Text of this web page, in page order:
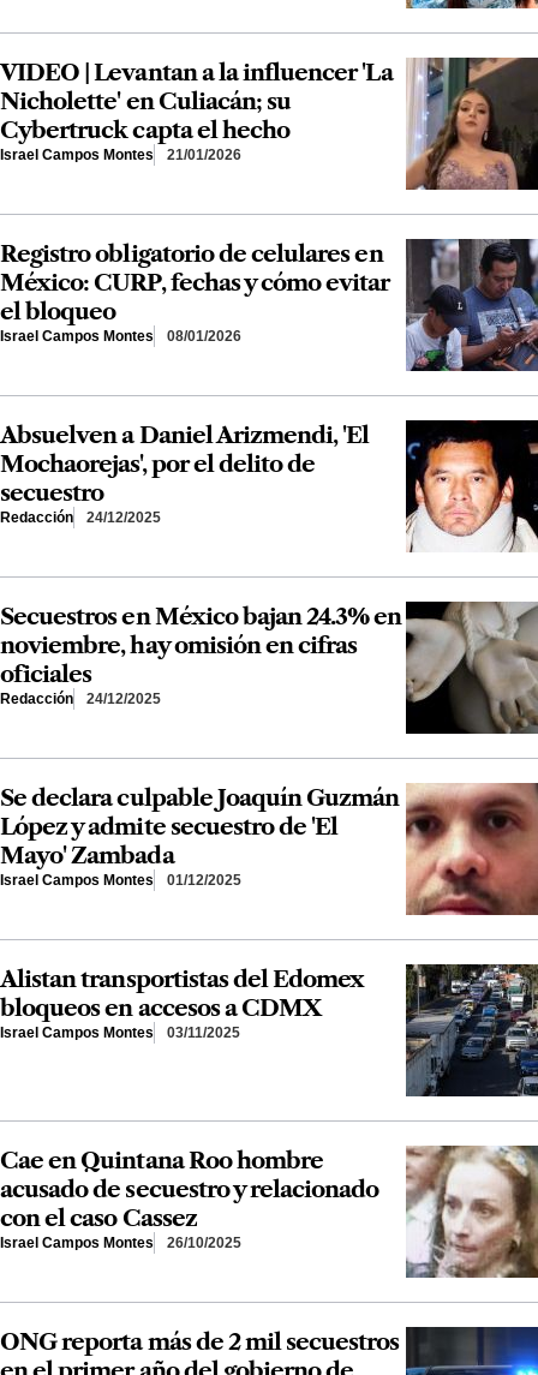
VIDEO | Levantan a la influencer 'La
Nicholette' en Culiacán; su
Cybertruck capta el hecho
Israel Campos Montes 21/01/2026
Registro obligatorio de celulares en
México: CURP, fechas y cómo evitar
el bloqueo
Israel Campos Montes 08/01/2026
Absuelven a Daniel Arizmendi, 'El
Mochaorejas', por el delito de
secuestro
Redacción 24/12/2025
Secuestros en México bajan 24.3% en
noviembre, hay omisión en cifras
oficiales
Redacción 24/12/2025
Se declara culpable Joaquín Guzmán
López y admite secuestro de 'El
Mayo' Zambada
Israel Campos Montes 01/12/2025
Alistan transportistas del Edomex
bloqueos en accesos a CDMX
Israel Campos Montes 03/11/2025
Cae en Quintana Roo hombre
acusado de secuestro y relacionado
con el caso Cassez
Israel Campos Montes 26/10/2025
ONG reporta más de 2 mil secuestros